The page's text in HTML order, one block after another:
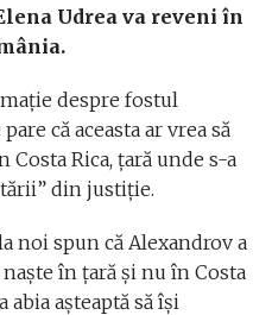
Udrea va reveni în
despre fostul
că aceasta ar vrea să
Rica, țară unde s-a
din justiție.
noi spun că Alexandrov a
în țară și nu în Costa
abia așteaptă să își